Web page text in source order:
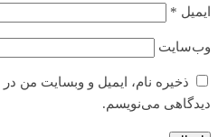
ایمیل *
وب‌سایت
ذخیره نام، ایمیل و وبسایت من
دیدگاهی می‌نویسم.